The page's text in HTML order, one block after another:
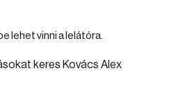
lehet vinni a lelátóra.